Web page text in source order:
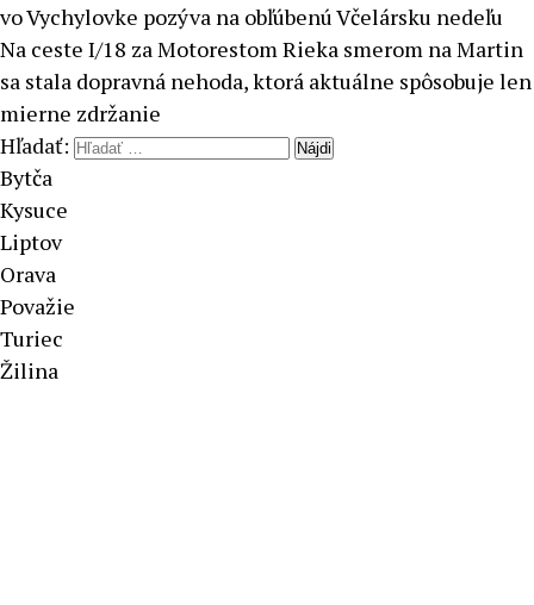
vo Vychylovke pozýva na obľúbenú Včelársku nedeľu
Na ceste I/18 za Motorestom Rieka smerom na Martin
sa stala dopravná nehoda, ktorá aktuálne spôsobuje len
mierne zdržanie
Hľadať:
Bytča
Kysuce
Liptov
Orava
Považie
Turiec
Žilina